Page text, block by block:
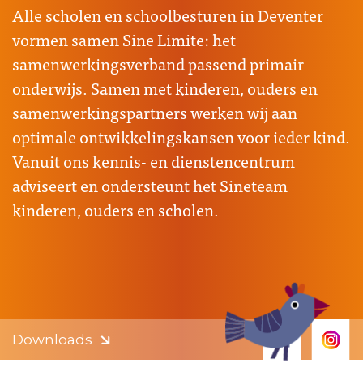
Alle scholen en schoolbesturen in Deventer
vormen samen Sine Limite: het
samenwerkingsverband passend primair
onderwijs. Samen met kinderen, ouders en
samenwerkingspartners werken wij aan
optimale ontwikkelingskansen voor ieder kind.
Vanuit ons kennis- en dienstencentrum
adviseert en ondersteunt het Sineteam
kinderen, ouders en scholen.
Downloads